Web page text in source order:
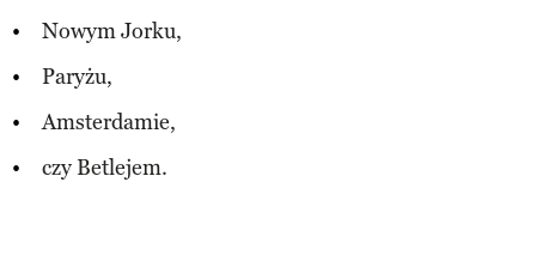
Nowym Jorku,
Paryżu,
Amsterdamie,
czy Betlejem.